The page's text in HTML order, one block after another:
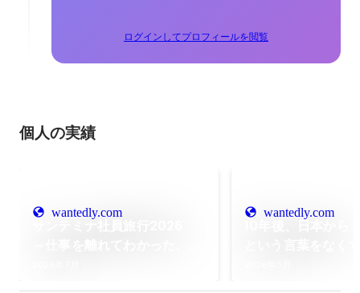
ログインしてプロフィールを閲覧
個人の実績
wantedly.com wantedly.com